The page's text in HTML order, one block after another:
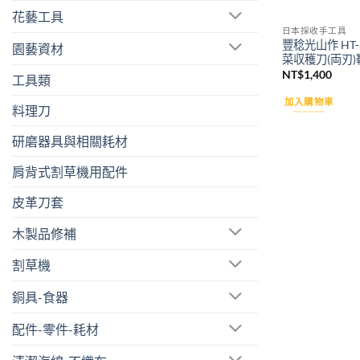
花藝工具
園藝資材
工具類
料理刀
研磨器具與相關耗材
肩背式割草機用配件
皮革刀套
木製品修補
割草機
銅具-食器
配件-零件-耗材
日本採收手工具
豐稔光山作
菜収穫刀(両刃)
NT$1,400
加入購物車